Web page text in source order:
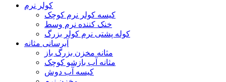
کولر نرم
کیسه کولر نرم کوچک
خنک کننده نرم وسط
کوله پشتی نرم کولر بزرگ
آبرسانی مثانه
مثانه مخزن بزرگ باز
مثانه آب بازشو کوچک
کیسه آب دوش